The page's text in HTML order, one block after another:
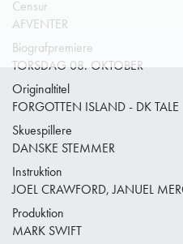
Censur
AFVENTER
Biografpremiere
TORSDAG 08. OKTOBER
Originaltitel
FORGOTTEN ISLAND - DK TALE
Skuespillere
DANSKE STEMMER
Instruktion
JOEL CRAWFORD, JANUEL
Produktion
MARK SWIFT